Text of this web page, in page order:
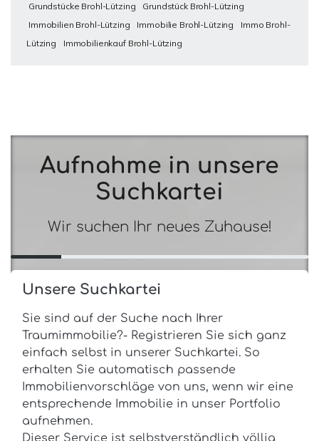
Grundstücke Brohl-Lützing
Grundstück Brohl-Lützing
Immobilien Brohl-Lützing
Immobilie Brohl-Lützing
Immo Brohl-
Lützing
Immobilienkauf Brohl-Lützing